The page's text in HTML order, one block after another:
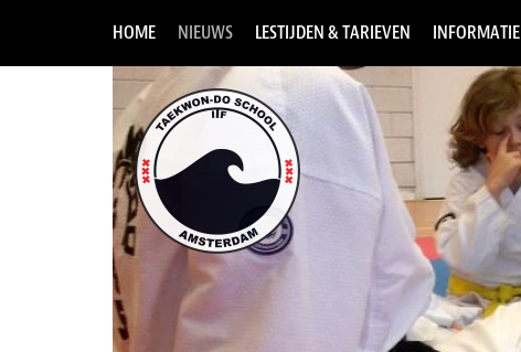
HOME NIEUWS LESTIJDEN & TARIEVEN INFORMATIE